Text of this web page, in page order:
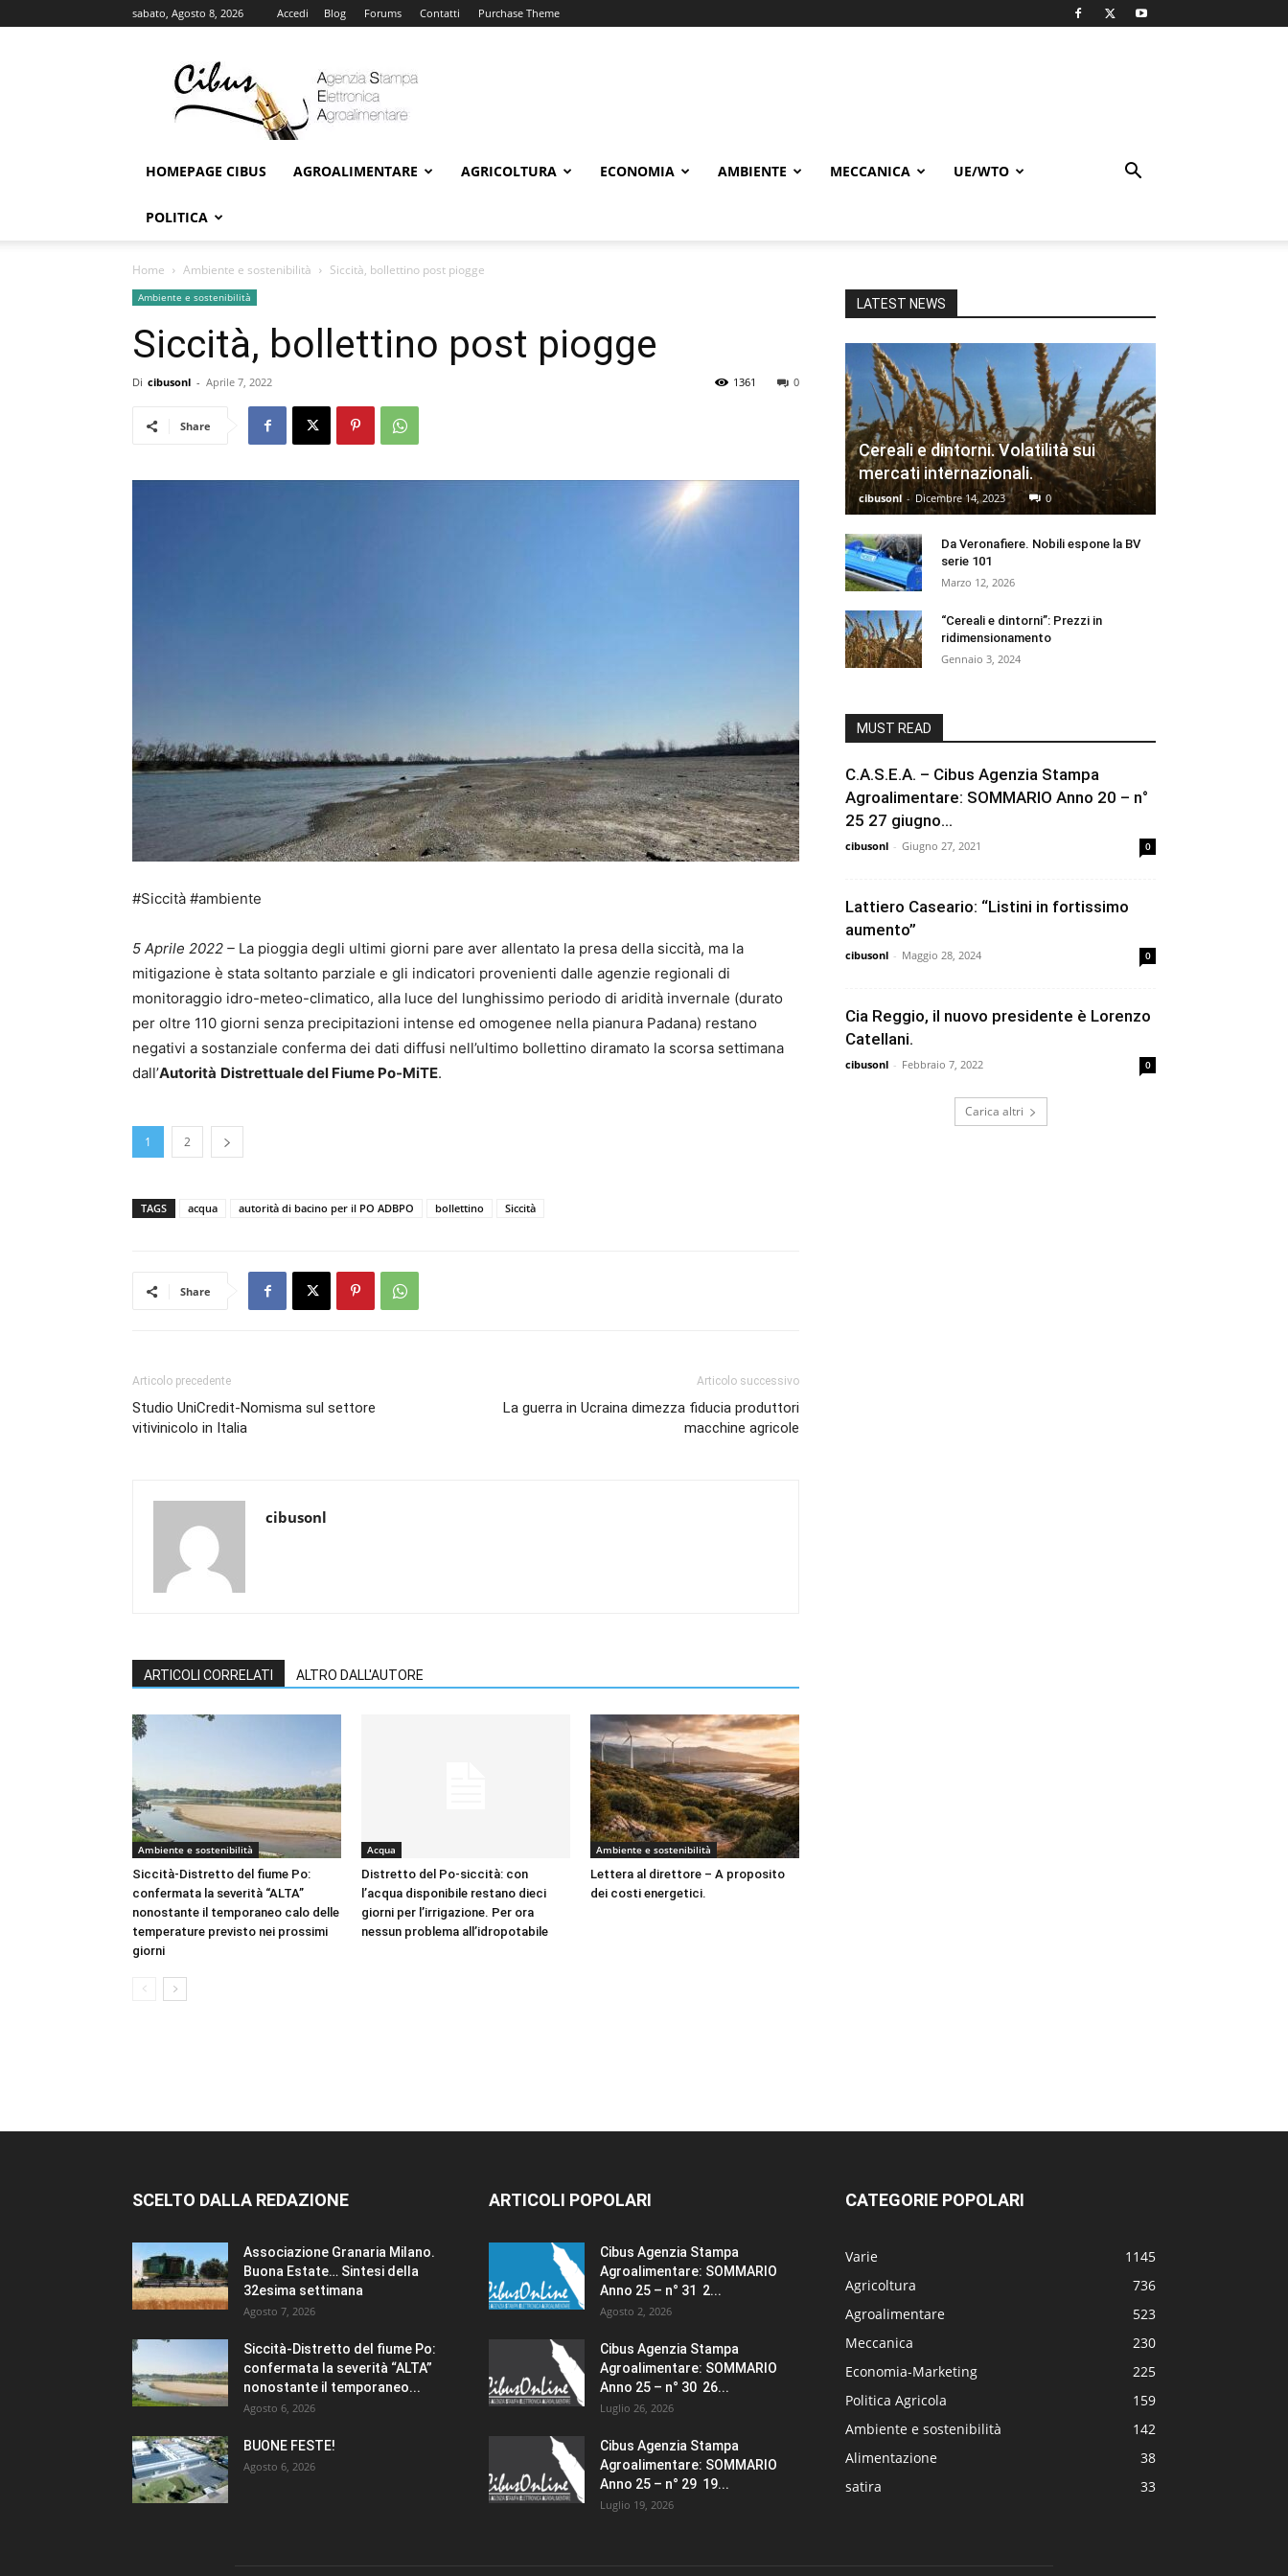
sabato, Agosto 8, 2026 Accedi Blog Forums Contatti Purchase Theme
Online
HOMEPAGE CIBUS AGROALIMENTARE AGRICOLTURA ECONOMIA AMBIENTE MECCANICA UE/WTO
POLITICA
Home Ambiente e sostenibilità Siccità, bollettino post piogge
Ambiente e sostenibilità
Siccità, bollettino post piogge
Di cibusonl - Aprile 7, 2022 0
1361
Share
#Siccità #ambiente
5 Aprile 2022 – La pioggia degli ultimi giorni pare aver allentato la presa della siccità, ma la
mitigazione è stata soltanto parziale e gli indicatori provenienti dalle agenzie regionali di
monitoraggio idro-meteo-climatico, alla luce del lunghissimo periodo di aridità invernale (durato
per oltre 110 giorni senza precipitazioni intense ed omogenee nella pianura Padana) restano
negativi a sostanziale conferma dei dati diffusi nell’ultimo bollettino diramato la scorsa settimana
dall’Autorità Distrettuale del Fiume Po-MiTE.
1 2
TAGS acqua autorità di bacino per il PO ADBPO bollettino Siccità
Share
Articolo precedente
Studio UniCredit-Nomisma sul settore
vitivinicolo in Italia
Articolo successivo
La guerra in Ucraina dimezza fiducia produttori
macchine agricole
cibusonl
ARTICOLI CORRELATI ALTRO DALL'AUTORE
Ambiente e sostenibilità
Siccità-Distretto del fiume Po:
confermata la severità “ALTA”
nonostante il temporaneo calo delle
temperature previsto nei prossimi
giorni
Acqua
Distretto del Po-siccità: con
l’acqua disponibile restano dieci
giorni per l’irrigazione. Per ora
nessun problema all’idropotabile
Ambiente e sostenibilità
Lettera al direttore – A proposito
dei costi energetici.
LATEST NEWS
Cereali e dintorni. Volatilità sui
mercati internazionali.
cibusonl - Dicembre 14, 2023 0
Da Veronafiere. Nobili espone la BV
serie 101
Marzo 12, 2026
“Cereali e dintorni”: Prezzi in
ridimensionamento
Gennaio 3, 2024
MUST READ
C.A.S.E.A. – Cibus Agenzia Stampa
Agroalimentare: SOMMARIO Anno 20 – n°
25 27 giugno...
cibusonl - Giugno 27, 2021 0
Lattiero Caseario: “Listini in fortissimo
aumento”
cibusonl - Maggio 28, 2024 0
Cia Reggio, il nuovo presidente è Lorenzo
Catellani.
cibusonl - Febbraio 7, 2022 0
Carica altri
SCELTO DALLA REDAZIONE
Associazione Granaria Milano.
Buona Estate… Sintesi della
32esima settimana
Agosto 7, 2026
Siccità-Distretto del fiume Po:
confermata la severità “ALTA”
nonostante il temporaneo...
Agosto 6, 2026
BUONE FESTE!
Agosto 6, 2026
ARTICOLI POPOLARI
Cibus Agenzia Stampa
Agroalimentare: SOMMARIO
Anno 25 – n° 31 2...
Agosto 2, 2026
Cibus Agenzia Stampa
Agroalimentare: SOMMARIO
Anno 25 – n° 30 26...
Luglio 26, 2026
Cibus Agenzia Stampa
Agroalimentare: SOMMARIO
Anno 25 – n° 29 19...
Luglio 19, 2026
CATEGORIE POPOLARI
Varie
1145
Agricoltura
736
Agroalimentare
523
Meccanica
230
Economia-Marketing
225
Politica Agricola
159
Ambiente e sostenibilità
142
Alimentazione
38
satira
33